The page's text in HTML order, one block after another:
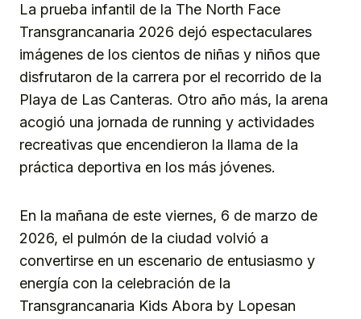
La prueba infantil de la The North Face
Transgrancanaria 2026 dejó espectaculares
imágenes de los cientos de niñas y niños que
disfrutaron de la carrera por el recorrido de la
Playa de Las Canteras. Otro año más, la arena
acogió una jornada de running y actividades
recreativas que encendieron la llama de la
práctica deportiva en los más jóvenes.
En la mañana de este viernes, 6 de marzo de
2026, el pulmón de la ciudad volvió a
convertirse en un escenario de entusiasmo y
energía con la celebración de la
Transgrancanaria Kids Abora by Lopesan